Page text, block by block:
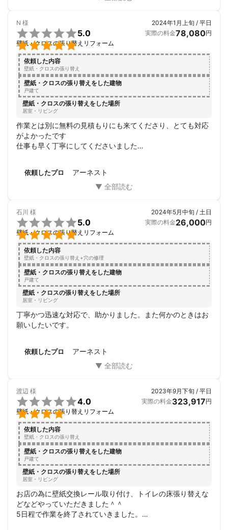
N 様


5.0
壁紙・クロスの張り替えリフォーム
2024年1月上旬 / 平日
実際の料金78,080円
依頼した内容
壁紙・クロスの張り替え
壁紙・クロスの張り替えをした建物
戸建て
壁紙・クロスの張り替えをした場所
居室・リビング
作業とは別に無料の見積もりにも来てくださり、とても対応
がよかったです
仕事も早く丁寧にしてくださいました
依頼したプロ アーネスト
石川 様


5.0
壁紙・クロスの張り替えリフォーム
2024年5月中旬 / 土日
実際の料金26,000円
依頼した内容
壁紙・クロスの張り替え+穴の修理
壁紙・クロスの張り替えをした建物
戸建て
壁紙・クロスの張り替えをした場所
居室・リビング
丁寧かつ迅速な対応で、助かりました。また何かのときはお
願いしたいです。
依頼したプロ アーネスト
渡辺 様


4.0
壁紙・クロスの張り替えリフォーム
2023年9月下旬 / 平日
実際の料金323,917円
依頼した内容
壁紙・クロスの張り替え
壁紙・クロスの張り替えをした建物
戸建て
壁紙・クロスの張り替えをした場所
居室・リビング
お店の為に壁紙交換レール取り付け、トイレの床張り替えな
どなどやっていただきました＾＾
5日程で作業を終了されていきました。